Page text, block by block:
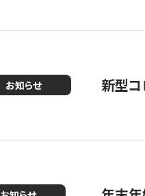
お知らせ 新型